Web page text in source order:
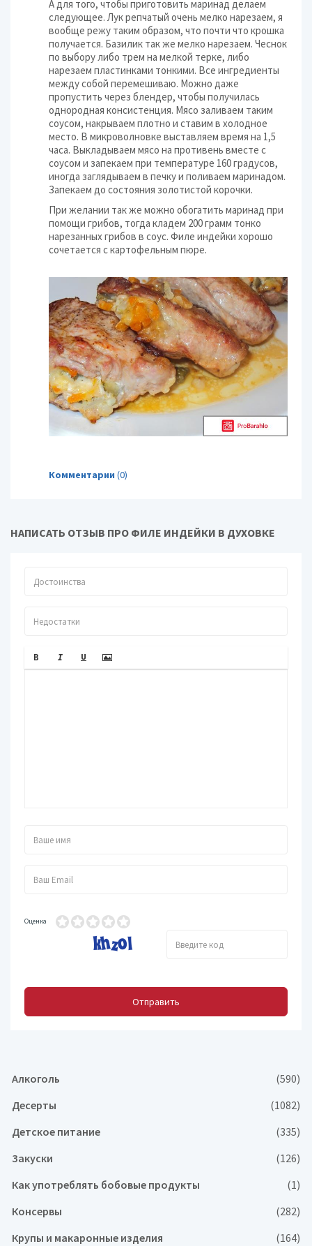
А для того, чтобы приготовить маринад делаем
следующее. Лук репчатый очень мелко нарезаем, я
вообще режу таким образом, что почти что крошка
получается. Базилик так же мелко нарезаем. Чеснок
по выбору либо трем на мелкой терке, либо
нарезаем пластинками тонкими. Все ингредиенты
между собой перемешиваю. Можно даже
пропустить через блендер, чтобы получилась
однородная консистенция. Мясо заливаем таким
соусом, накрываем плотно и ставим в холодное
место. В микроволновке выставляем время на 1,5
часа. Выкладываем мясо на противень вместе с
соусом и запекаем при температуре 160 градусов,
иногда заглядываем в печку и поливаем маринадом.
Запекаем до состояния золотистой корочки.
При желании так же можно обогатить маринад при
помощи грибов, тогда кладем 200 грамм тонко
нарезанных грибов в соус. Филе индейки хорошо
сочетается с картофельным пюре.
Комментарии (0)
НАПИСАТЬ ОТЗЫВ ПРО ФИЛЕ ИНДЕЙКИ В ДУХОВКЕ
Оценка
Отправить
Алкоголь
(590)
Десерты
(1082)
Детское питание
(335)
Закуски
(126)
Как употреблять бобовые продукты
(1)
Консервы
(282)
Крупы и макаронные изделия
(164)